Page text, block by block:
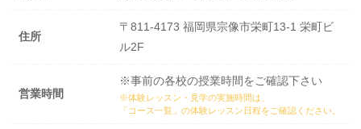
住所
〒811-4173 福岡県宗像市栄町13-1 栄町ビ
ル2F
営業時間
※事前の各校の授業時間をご確認下さい
※体験レッスン・見学の実施時間は、
「コース一覧」の体験レッスン日程をご確認ください。